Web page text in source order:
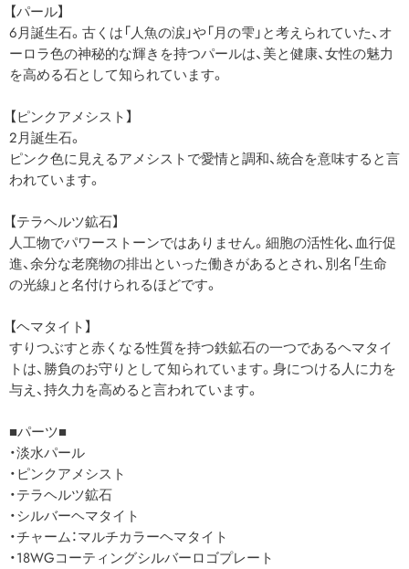
【パール】
6月誕生石。古くは「人魚の涙」や「月の雫」と考えられていた、オ
ーロラ色の神秘的な輝きを持つパールは、美と健康、女性の魅力
を高める石として知られています。
【ピンクアメシスト】
2月誕生石。
ピンク色に見えるアメシストで愛情と調和、統合を意味すると言
われています。
【テラヘルツ鉱石】
人工物でパワーストーンではありません。細胞の活性化、血行促
進、余分な老廃物の排出といった働きがあるとされ、別名「生命
の光線」と名付けられるほどです。
【ヘマタイト】
すりつぶすと赤くなる性質を持つ鉄鉱石の一つであるヘマタイ
トは、勝負のお守りとして知られています。身につける人に力を
与え、持久力を高めると言われています。
■パーツ■
・淡水パール
・ピンクアメシスト
・テラヘルツ鉱石
・シルバーヘマタイト
・チャーム：マルチカラーヘマタイト
・18WGコーティングシルバーロゴプレート